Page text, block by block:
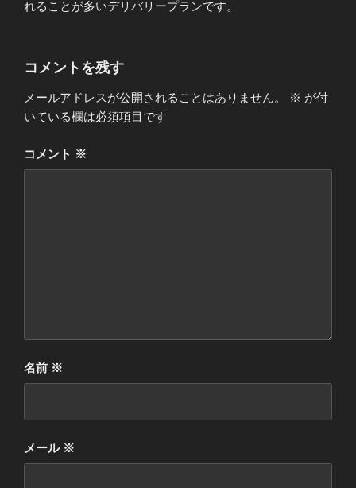
れることが多いデリバリープランです。
コメントを残す
メールアドレスが公開されることはありません。 ※ が付
いている欄は必須項目です
コメント ※
名前 ※
メール ※